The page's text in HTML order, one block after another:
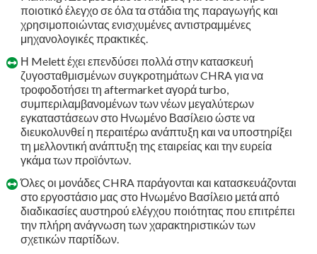
ποιοτικό έλεγχο σε όλα τα στάδια της παραγωγής και
χρησιμοποιώντας ενισχυμένες αντιστραμμένες
μηχανολογικές πρακτικές.
Η Melett έχει επενδύσει πολλά στην κατασκευή
ζυγοσταθμισμένων συγκροτημάτων CHRA για να
τροφοδοτήσει τη aftermarket αγορά turbo,
συμπεριλαμβανομένων των νέων μεγαλύτερων
εγκαταστάσεων στο Ηνωμένο Βασίλειο ώστε να
διευκολυνθεί η περαιτέρω ανάπτυξη και να υποστηρίξει
τη μελλοντική ανάπτυξη της εταιρείας και την ευρεία
γκάμα των προϊόντων.
Όλες οι μονάδες CHRA παράγονται και κατασκευάζονται
στο εργοστάσιο μας στο Ηνωμένο Βασίλειο μετά από
διαδικασίες αυστηρού ελέγχου ποιότητας που επιτρέπει
την πλήρη ανάγνωση των χαρακτηριστικών των
σχετικών παρτίδων.